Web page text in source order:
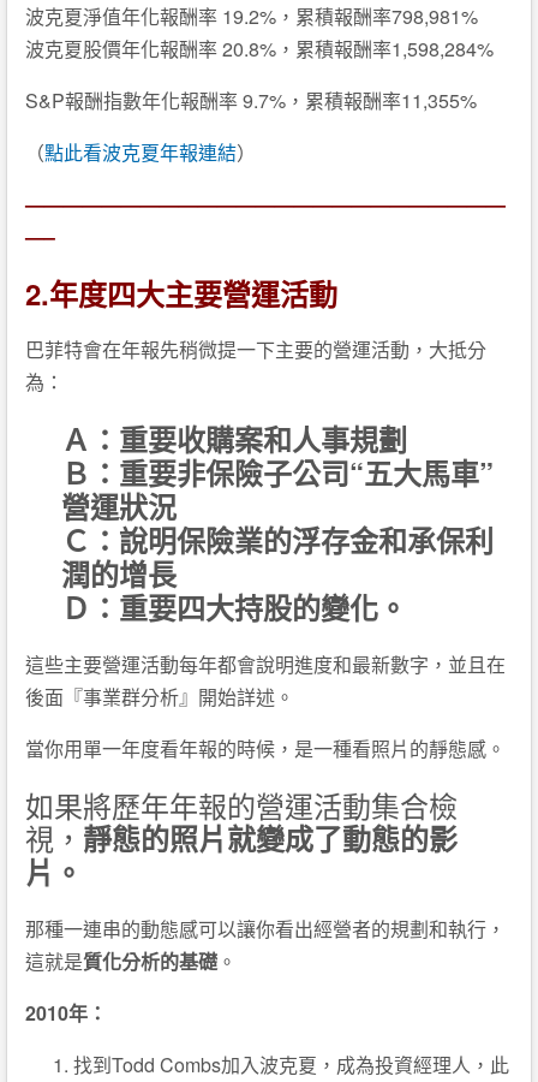
波克夏淨值年化報酬率 19.2%，累積報酬率798,981%
波克夏股價年化報酬率 20.8%，累積報酬率1,598,284%
S&P報酬指數年化報酬率 9.7%，累積報酬率11,355%
（點此看波克夏年報連結）
—————————————————————————
—–
2.年度四大主要營運活動
巴菲特會在年報先稍微提一下主要的營運活動，大抵分
為：
Ａ：重要收購案和人事規劃
Ｂ：重要非保險子公司“五大馬車”
營運狀況
Ｃ：說明保險業的浮存金和承保利
潤的增長
Ｄ：重要四大持股的變化。
這些主要營運活動每年都會說明進度和最新數字，並且在
後面『事業群分析』開始詳述。
當你用單一年度看年報的時候，是一種看照片的靜態感。
如果將歷年年報的營運活動集合檢
視， 靜態的照片就變成了動態的影
片。
那種一連串的動態感可以讓你看出經營者的規劃和執行，
這就是質化分析的基礎。
2010年：
找到Todd Combs加入波克夏，成為投資經理人，此